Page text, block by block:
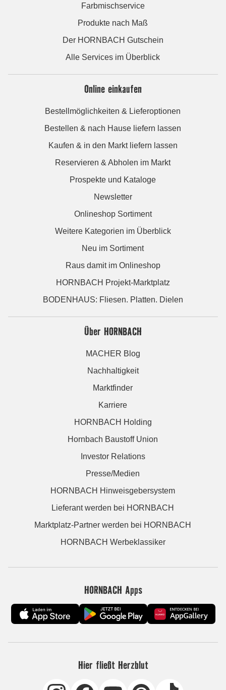
Farbmischservice
Produkte nach Maß
Der HORNBACH Gutschein
Alle Services im Überblick
Online einkaufen
Bestellmöglichkeiten & Lieferoptionen
Bestellen & nach Hause liefern lassen
Kaufen & in den Markt liefern lassen
Reservieren & Abholen im Markt
Prospekte und Kataloge
Newsletter
Onlineshop Sortiment
Weitere Kategorien im Überblick
Neu im Sortiment
Raus damit im Onlineshop
HORNBACH Projekt-Marktplatz
BODENHAUS: Fliesen. Platten. Dielen
Über HORNBACH
MACHER Blog
Nachhaltigkeit
Marktfinder
Karriere
HORNBACH Holding
Hornbach Baustoff Union
Investor Relations
Presse/Medien
HORNBACH Hinweisgebersystem
Lieferant werden bei HORNBACH
Marktplatz-Partner werden bei HORNBACH
HORNBACH Werbeklassiker
HORNBACH Apps
Hier fließt Herzblut